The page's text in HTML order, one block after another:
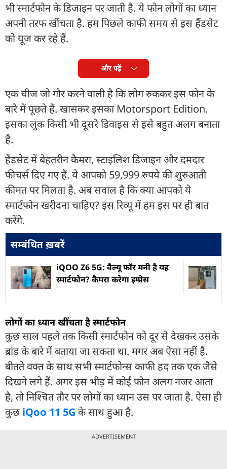
भी स्मार्टफोन के डिजाइन पर जाती है. ये फोन लोगों का ध्यान
अपनी तरफ खींचता है. हम पिछले काफी समय से इस हैंडसेट
को यूज कर रहे हैं.
और पढ़ें
एक चीज जो गौर करने वाली है कि लोग रुककर इस फोन के
बारे में पूछते हैं. खासकर इसका Motorsport Edition.
इसका लुक किसी भी दूसरे डिवाइस से इसे बहुत अलग बनाता
है.
हैंडसेट में बेहतरीन कैमरा, स्टाइलिश डिजाइन और दमदार
फीचर्स दिए गए हैं. ये आपको 59,999 रुपये की शुरुआती
कीमत पर मिलता है. अब सवाल है कि क्या आपको ये
स्मार्टफोन खरीदना चाहिए? इस रिव्यू में हम इस पर ही बात
करेंगे.
सम्बंधित ख़बरें
iQOO Z6 5G: वैल्यू फॉर मनी है यह
स्मार्टफोन? कैमरा करेगा इम्प्रेस
लोगों का ध्यान खींचता है स्मार्टफोन
कुछ साल पहले तक किसी स्मार्टफोन को दूर से देखकर उसके
ब्रांड के बारे में बताया जा सकता था. मगर अब ऐसा नहीं है.
बीतते वक्त के साथ सभी स्मार्टफोन्स काफी हद तक एक जैसे
दिखने लगे हैं. अगर इस भीड़ में कोई फोन अलग नजर आता
है, तो निश्चित तौर पर लोगों का ध्यान उस पर जाता है. ऐसा ही
कुछiQoo 11 5G के साथ हुआ है.
ADVERTISEMENT